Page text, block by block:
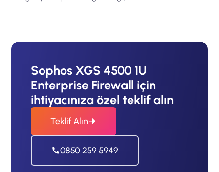
Sophos XGS 4500 1U
Enterprise Firewall için
ihtiyacınıza özel teklif alın
Teklif Alın
0850 259 5949